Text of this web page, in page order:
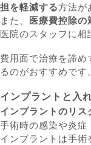
担を軽減する方法が
また、 医療費控除の
医院のスタッフに相
費用面で治療を諦
るのがおすすめです。
インプラントと入
インプラントのリス
手術時の感染や炎症
インプラントは手術